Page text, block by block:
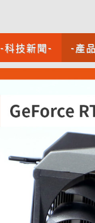
-科技新聞- -產